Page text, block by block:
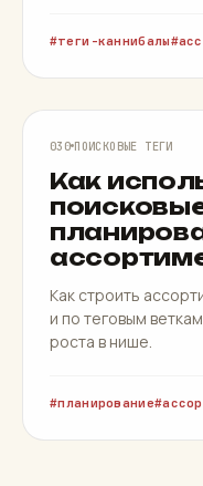
теги-каннибалы
ПЛАНИРОВАНИЕ
030 ПОИСКОВЫЕ ТЕГИ
Как
Как строить
и по теговым
роста в нише.
планирование